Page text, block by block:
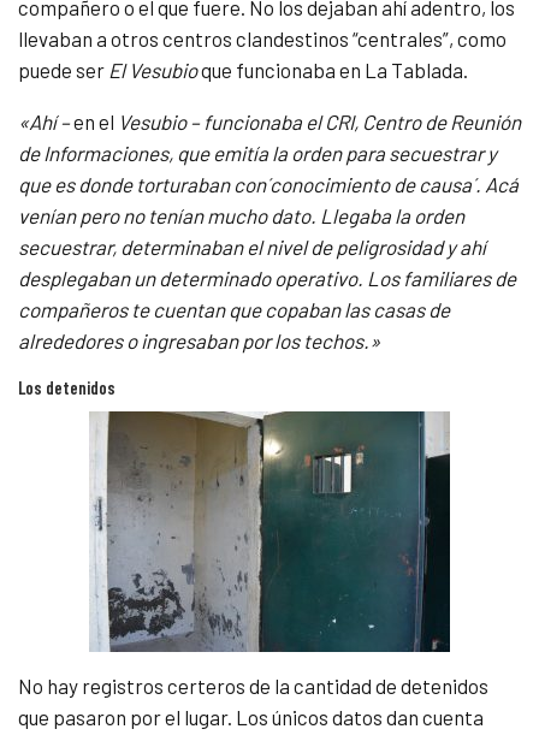
compañero o el que fuere. No los dejaban ahí adentro, los
llevaban a otros centros clandestinos “centrales”, como
puede ser El Vesubioque funcionaba en La Tablada.
«Ahí –en el Vesubio – funcionaba el CRI, Centro de Reunión
de Informaciones, que emitía la orden para secuestrar y
que es donde torturaban con´conocimiento de causa´. Acá
venían pero no tenían mucho dato. Llegaba la orden
secuestrar, determinaban el nivel de peligrosidad y ahí
desplegaban un determinado operativo. Los familiares de
compañeros te cuentan que copaban las casas de
alrededores o ingresaban por los techos.»
Los detenidos
No hay registros certeros de la cantidad de detenidos
que pasaron por el lugar. Los únicos datos dan cuenta